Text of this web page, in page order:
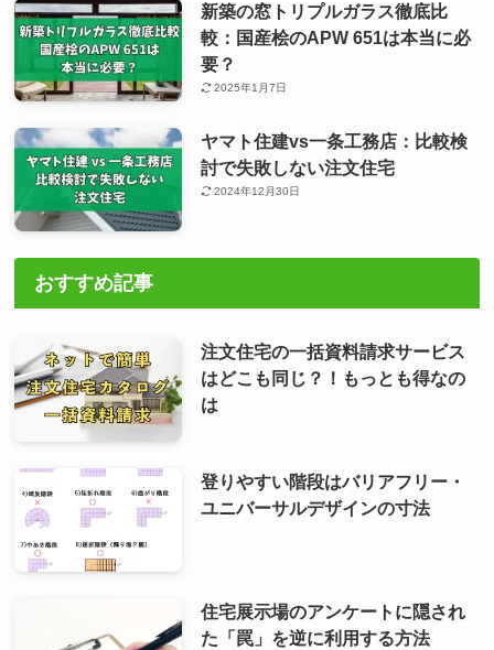
新築の窓トリプルガラス徹底比
較：国産桧のAPW 651は本当に必
要？
2025年1月7日
ヤマト住建vs一条工務店：比較検
討で失敗しない注文住宅
2024年12月30日
おすすめ記事
注文住宅の一括資料請求サービス
はどこも同じ？！もっとも得なの
は
登りやすい階段はバリアフリー・
ユニバーサルデザインの寸法
住宅展示場のアンケートに隠され
た「罠」を逆に利用する方法